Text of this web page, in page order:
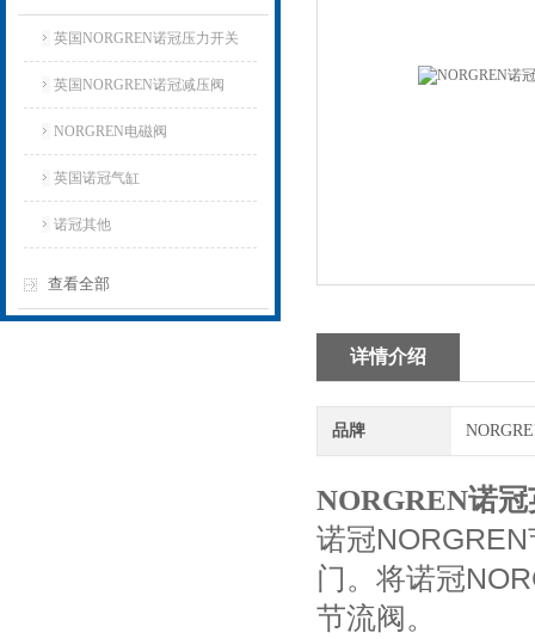
英国NORGREN诺冠压力开关
英国NORGREN诺冠减压阀
NORGREN电磁阀
英国诺冠气缸
诺冠其他
查看全部
详情介绍
品牌
NORGREN诺
诺冠
门。将诺冠
节流阀。